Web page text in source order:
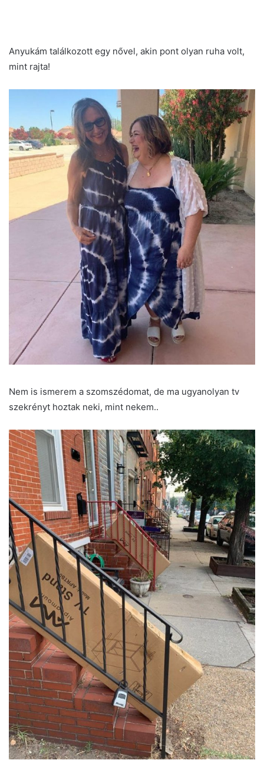
Anyukám találkozott egy nővel, akin pont olyan ruha volt,
mint rajta!
Nem is ismerem a szomszédomat, de ma ugyanolyan tv
szekrényt hoztak neki, mint nekem..